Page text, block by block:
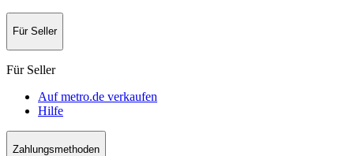
Für Seller
Für Seller
Auf metro.de verkaufen
Hilfe
Zahlungsmethoden